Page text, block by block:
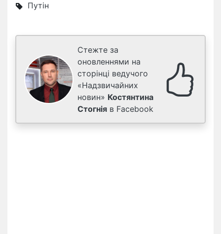
Путін
Стежте за
оновленнями на
сторінці ведучого
«Надзвичайних
новин» Костянтина
Стогнія в Facebook